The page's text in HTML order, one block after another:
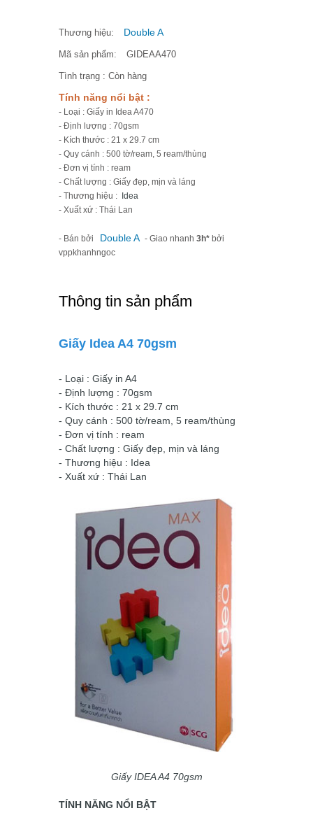
Thương hiệu: Double A
Mã sản phẩm: GIDEAA470
Tình trạng : Còn hàng
Tính năng nổi bật :
- Loại : Giấy in Idea A470
- Định lượng : 70gsm
- Kích thước : 21 x 29.7 cm
- Quy cánh : 500 tờ/ream, 5 ream/thùng
- Đơn vị tính : ream
- Chất lượng : Giấy đẹp, mịn và láng
- Thương hiệu :
Idea
- Xuất xứ : Thái Lan
- Bán bởi Double A - Giao nhanh 3h* bởi
vppkhanhngoc
Thông tin sản phẩm
Giấy Idea A4 70gsm
- Loại : Giấy in A4
- Định lượng : 70gsm
- Kích thước : 21 x 29.7 cm
- Quy cánh : 500 tờ/ream, 5 ream/thùng
- Đơn vị tính : ream
- Chất lượng : Giấy đẹp, mịn và láng
- Thương hiệu : Idea
- Xuất xứ : Thái Lan
Giấy IDEA A4 70gsm
TÍNH NĂNG NỔI BẬT